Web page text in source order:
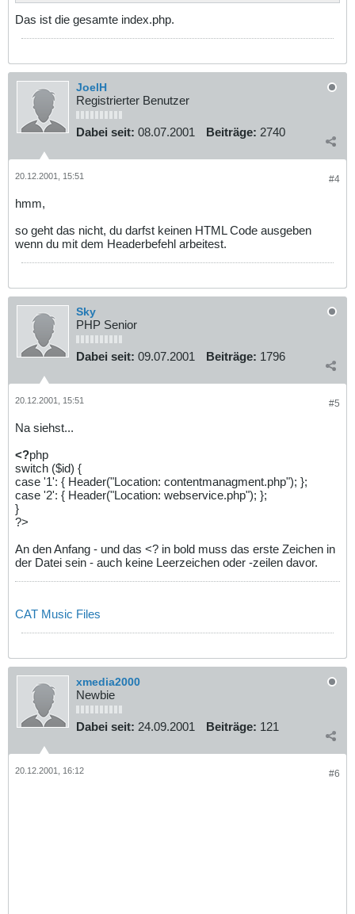
Das ist die gesamte index.php.
JoelH
Registrierter Benutzer
Dabei seit: 08.07.2001 Beiträge: 2740
#4
20.12.2001, 15:51
hmm,
so geht das nicht, du darfst keinen HTML Code ausgeben
wenn du mit dem Headerbefehl arbeitest.
Sky
PHP Senior
Dabei seit: 09.07.2001 Beiträge: 1796
#5
20.12.2001, 15:51
Na siehst...
<?php
switch ($id) {
case '1': { Header("Location: contentmanagment.php"); };
case '2': { Header("Location: webservice.php"); };
}
?>
An den Anfang - und das <? in bold muss das erste Zeichen in
der Datei sein - auch keine Leerzeichen oder -zeilen davor.
CAT Music Files
xmedia2000
Newbie
Dabei seit: 24.09.2001 Beiträge: 121
#6
20.12.2001, 16:12